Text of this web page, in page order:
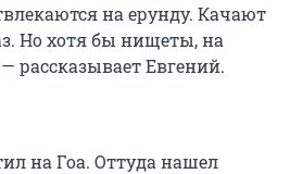
на ерунду. Качают
Но хотя бы нищеты, на
рассказывает Евгений.
на Гоа. Оттуда нашел